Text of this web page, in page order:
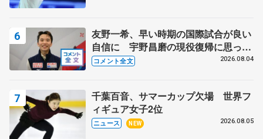
友野一希、早い時期の国際試合が良い
自信に 宇野昌磨の現役復帰に思って
いること 【アジアンオープントロフ
コメント全文 2026.08.04
千葉百音、サマーカップ欠場 世界フ
ィギュア女子2位
ニュース NEW 2026.08.05